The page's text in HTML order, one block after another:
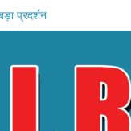
प्रदर्शन
SSP से गुहार
को कैद
शुरू